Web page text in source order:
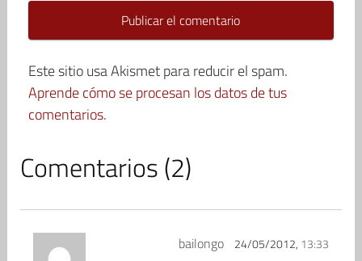
Este sitio usa Akismet para reducir el spam.
Aprende cómo se procesan los datos de tus
comentarios.
Comentarios (2)
bailongo 24/05/2012, 13:33